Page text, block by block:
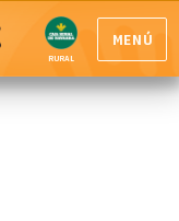
RURAL
MENÚ